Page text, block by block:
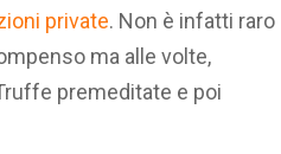
private. Non è infatti raro
ma alle volte,
premeditate e poi